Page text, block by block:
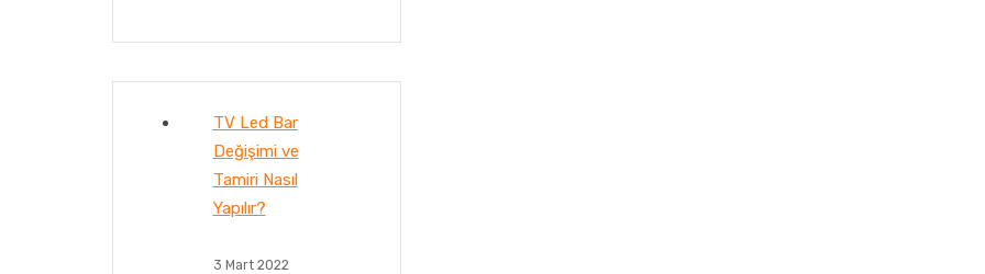
TV Led Bar
Değişimi ve
Tamiri Nasıl
Yapılır?
3 Mart 2022